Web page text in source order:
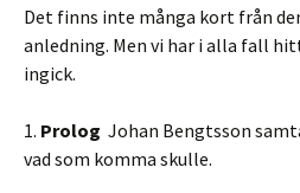
Det finns inte många kort från
anledning. Men vi har i alla fall
ingick.
1. Prolog Johan Bengtsson
vad som komma skulle.